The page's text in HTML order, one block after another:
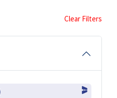
Clear Filters